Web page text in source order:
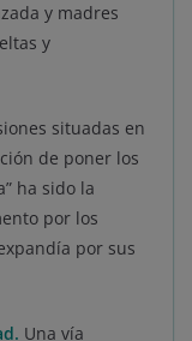
y madres
y
situadas en
de poner los
ha sido la
por los
por sus
Una vía